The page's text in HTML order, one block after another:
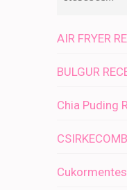
AIR FRYER
BULGUR
Chia Puding